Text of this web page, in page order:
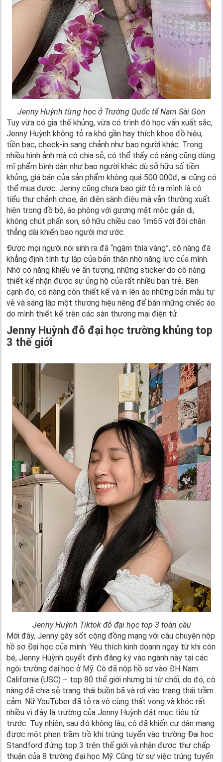
Jenny Huỳnh từng học ở Trường Quốc tế Nam Sài Gòn
Tuy vừa có gia thế khủng, vừa có trình độ học vấn xuất sắc,
Jenny Huỳnh không tỏ ra khó gần hay thích khoe đồ hiệu,
tiền bạc, check-in sang chảnh như bao người khác. Trong
nhiều hình ảnh mà cô chia sẻ, có thể thấy cô nàng cũng dùng
mĩ phẩm bình dân như bao người khác dù sở hữu số tiền
khủng, giá bán của sản phẩm không quá 500 000đ, ai cũng có
thể mua được. Jenny cũng chưa bao giờ tỏ ra mình là cô
tiểu thư chảnh choẹ, ăn diện sành điệu mà vẫn thường xuất
hiện trong đồ bộ, áo phông với gương mặt mộc giản dị,
không chút phấn son, sở hữu chiều cao 1m65 với đôi chân
thẳng dài khiến bao người mơ ước.
Được mọi người nói sinh ra đã “ngậm thìa vàng”, cô nàng đã
khẳng định tính tự lập của bản thân nhờ năng lực của mình.
Nhờ có năng khiếu vẽ ấn tượng, những sticker do cô nàng
thiết kế nhận được sự ủng hộ của rất nhiều bạn trẻ. Bên
cạnh đó, cô nàng còn thiết kế và in lên áo những bản mẫu tự
vẽ và sáng lập một thương hiệu riêng để bán những chiếc áo
do mình thiết kế trên các sàn thương mại điện tử.
Jenny Huỳnh đỗ đại học trường khủng top
3 thế giới
Jenny Huỳnh Tiktok đỗ đại học top 3 toàn cầu
Mới đây, Jenny gây sốt cộng đồng mạng với câu chuyện nộp
hồ sơ Đại học của mình. Yêu thích kinh doanh ngay từ khi còn
bé, Jenny Huỳnh quyết định đăng ký vào ngành này tại các
ngôi trường đại học ở Mỹ. Cô đã nộp hồ sơ vào ĐH Nam
California (USC) – top 80 thế giới nhưng bị từ chối, do đó, cô
nàng đã chia sẻ trạng thái buồn bã và rơi vào trạng thái trầm
cảm. Nữ YouTuber đã tỏ ra vô cùng thất vọng và khóc rất
nhiều vì đây là trường của Jenny Huỳnh đặt mục tiêu từ
trước. Tuy nhiên, sau đó không lâu, cô đã khiến cư dân mạng
được một phen trầm trồ khi trúng tuyển vào trường Đại học
Standford đứng top 3 trên thế giới và nhận được thư chấp
thuận của 8 trường đại học Mỹ. Cũng từ sự việc trúng tuyển